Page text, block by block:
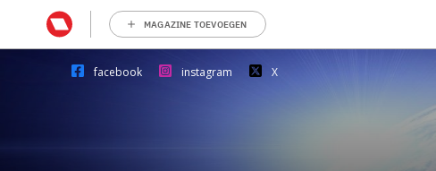
MAGAZINE TOEVOEGEN
facebook instagram X